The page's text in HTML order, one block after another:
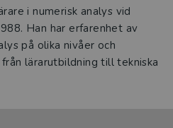
i numerisk analys vid
Han har erfarenhet av
på olika nivåer och
lärarutbildning till tekniska